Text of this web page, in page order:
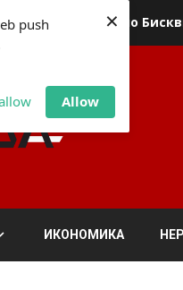
push
Allow
×
Политика относно
ИКОНОМИКА